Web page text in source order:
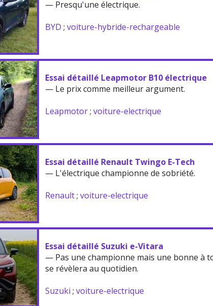
— Presqu'une électrique.
BYD ;voiture-hybride-rechargeable
Essai détaillé Leapmotor B10 électrique
— Le prix comme meilleur argument.
Leapmotor;voiture-electrique
Essai détaillé Renault Twingo E-Tech
— L'électrique championne de sobriété.
Renault;voiture-electrique
Essai détaillé Suzuki e-Vitara
— Pas une championne mais une bonne à
se révèlera au quotidien.
Suzuki ;voiture-electrique